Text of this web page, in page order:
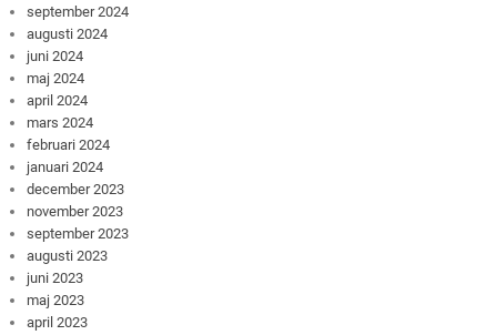
september 2024
augusti 2024
juni 2024
maj 2024
april 2024
mars 2024
februari 2024
januari 2024
december 2023
november 2023
september 2023
augusti 2023
juni 2023
maj 2023
april 2023